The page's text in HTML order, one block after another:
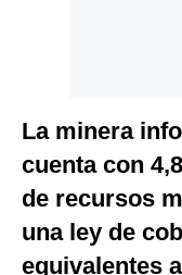
La minera
cuenta con
de recursos
una ley de
equivalentes